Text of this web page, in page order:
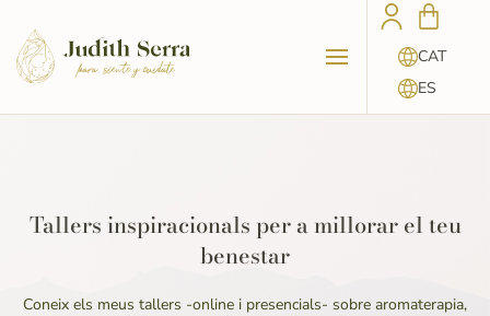
CAT
ES
Tallers inspiracionals per a millorar el teu
benestar
Coneix els meus tallers -online i presencials- sobre aromaterapia,